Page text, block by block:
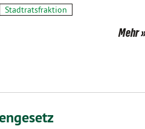
Stadtratsfraktion
Mehr